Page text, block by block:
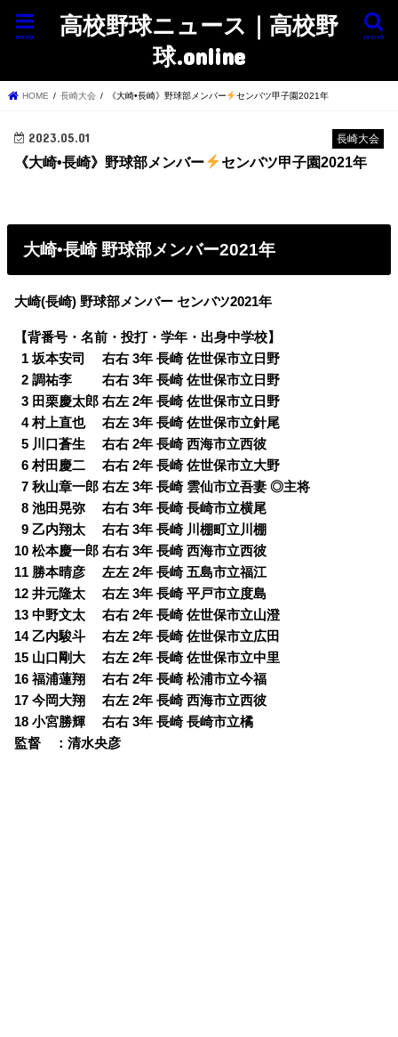
高校野球ニュース｜高校野
球.online
search
menu
HOME 長崎大会 《大崎•長崎》野球部メンバー センバツ甲子園2021年
長崎大会
2023.05.01
《大崎•長崎》野球部メンバー センバツ甲子園2021年
大崎•長崎 野球部メンバー2021年
大崎(長崎) 野球部メンバー センバツ2021年
【背番号・名前・投打・学年・出身中学校】
1 坂本安司 右右 3年 長崎 佐世保市立日野
02 調祐李 右右 3年 長崎 佐世保市立日野
03 田栗慶太郎 右左 2年 長崎 佐世保市立日野
04 村上直也 右左 3年 長崎 佐世保市立針尾
05 川口蒼生 右右 2年 長崎 西海市立西彼
06 村田慶二 右右 2年 長崎 佐世保市立大野
07 秋山章一郎 右左 3年 長崎 雲仙市立吾妻 ◎主将
08 池田晃弥 右右 3年 長崎 長崎市立横尾
09 乙内翔太 右右 3年 長崎 川棚町立川棚
10 松本慶一郎 右右 3年 長崎 西海市立西彼
11 勝本晴彦 左左 2年 長崎 五島市立福江
12 井元隆太 右左 3年 長崎 平戸市立度島
13 中野文太 右右 2年 長崎 佐世保市立山澄
14 乙内駿斗 右左 2年 長崎 佐世保市立広田
15 山口剛大 右左 2年 長崎 佐世保市立中里
16 福浦蓮翔 右右 2年 長崎 松浦市立今福
17 今岡大翔 右左 2年 長崎 西海市立西彼
18 小宮勝輝 右右 3年 長崎 長崎市立橘
監督 ：清水央彦